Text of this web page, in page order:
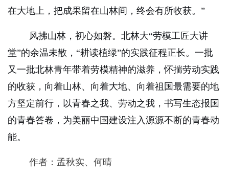
在大地上，把成果留在山林间，终会有所收获。”
风拂山林，初心如磐。北林大“劳模工匠大讲
堂”的余温未散，“耕读植绿”的实践征程正长。一批
又一批北林青年带着劳模精神的滋养，怀揣劳动实践
的收获，向着山林、向着大地、向着祖国最需要的地
方坚定前行，以青春之我、劳动之我，书写生态报国
的青春答卷，为美丽中国建设注入源源不断的青春动
能。
作者：孟秋实、何晴